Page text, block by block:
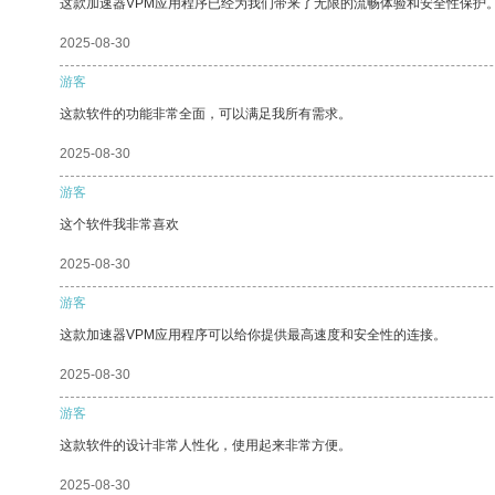
这款加速器VPM应用程序已经为我们带来了无限的流畅体验和安全性保护
2025-08-30
游客
这款软件的功能非常全面，可以满足我所有需求。
2025-08-30
游客
这个软件我非常喜欢
2025-08-30
游客
这款加速器VPM应用程序可以给你提供最高速度和安全性的连接。
2025-08-30
游客
这款软件的设计非常人性化，使用起来非常方便。
2025-08-30